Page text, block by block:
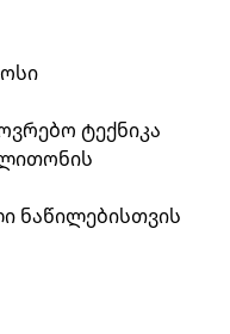
ტექნიკა
ნაწილებისთვის